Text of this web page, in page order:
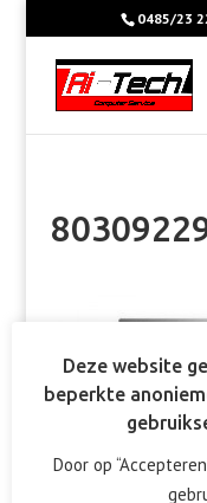
0485/23
Deze website
beperkte
Door op